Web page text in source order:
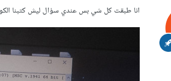
انا طبقت كل شي بس عندي سؤال ليش كتبنا